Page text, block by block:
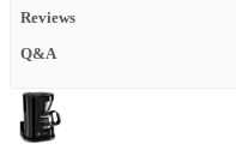
Reviews
Q&A